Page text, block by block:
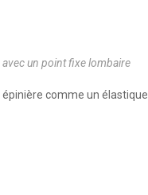
un point fixe lombaire
comme un élastique.